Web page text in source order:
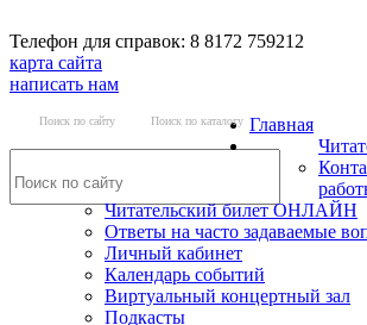
Телефон для справок: 8 8172 759212
карта сайта
написать нам
Поиск по сайту Поиск по каталогу Главная
Читательский билет ОНЛАЙН
Ответы на часто задаваемые
Личный кабинет
Календарь событий
Виртуальный концертный зал
Подкасты